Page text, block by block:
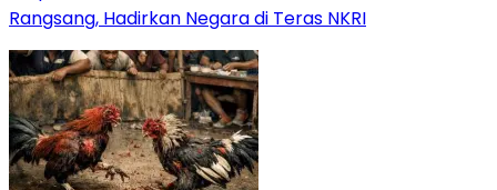
Rangsang, Hadirkan Negara di Teras NKRI